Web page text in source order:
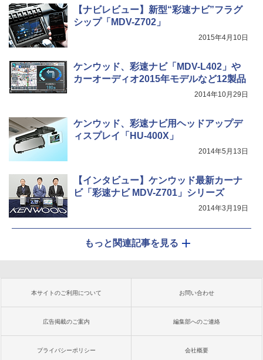
【ナビレビュー】新型“彩速ナビ”フラグ
シップ「MDV-Z702」
2015年4月10日
ケンウッド、彩速ナビ「MDV-L402」や
カーオーディオ2015年モデルなど12製品
2014年10月29日
ケンウッド、彩速ナビ用ヘッドアップデ
ィスプレイ「HU-400X」
2014年5月13日
【インタビュー】ケンウッド最新カーナ
ビ「彩速ナビ MDV-Z701」シリーズ
2014年3月19日
もっと関連記事を見る
本サイトのご利用について お問い合わせ
広告掲載のご案内 編集部へのご連絡
プライバシーポリシー 会社概要